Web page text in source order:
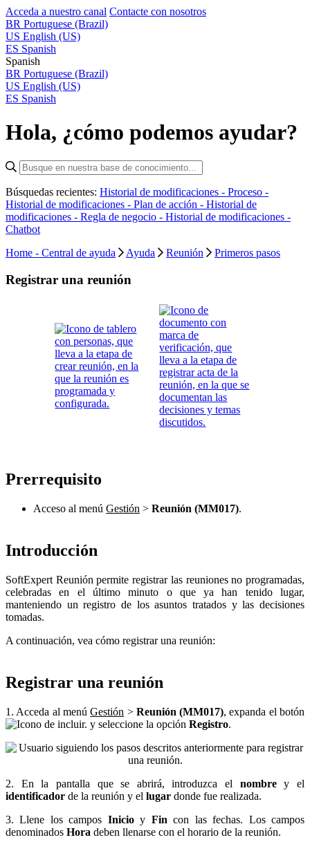
Acceda a nuestro canal Contacte con nosotros
BR Portuguese (Brazil)
US English (US)
ES Spanish
Spanish
BR Portuguese (Brazil)
US English (US)
ES Spanish
Hola, ¿cómo podemos ayudar?
Búsquedas recientes: Historial de modificaciones - Proceso -
Historial de modificaciones - Plan de acción - Historial de
modificaciones - Regla de negocio - Historial de modificaciones -
Chatbot
Home - Central de ayuda
Ayuda Reunión Primeros pasos
Registrar una reunión
Prerrequisito
Acceso al menú Gestión > Reunión (MM017).
Introducción
SoftExpert Reunión permite registrar las reuniones no programadas,
celebradas en el último minuto o que ya han tenido lugar,
manteniendo un registro de los asuntos tratados y las decisiones
tomadas.
A continuación, vea cómo registrar una reunión:
Registrar una reunión
1. Acceda al menúGestión > Reunión (MM017), expanda el botón
y seleccione la opción Registro.
2. En la pantalla que se abrirá, introduzca el nombrey el
identificador de la reunión y el lugar donde fue realizada.
3. Llene los campos Inicioy Fincon las fechas. Los campos
denominados Hora deben llenarse con el horario de la reunión.